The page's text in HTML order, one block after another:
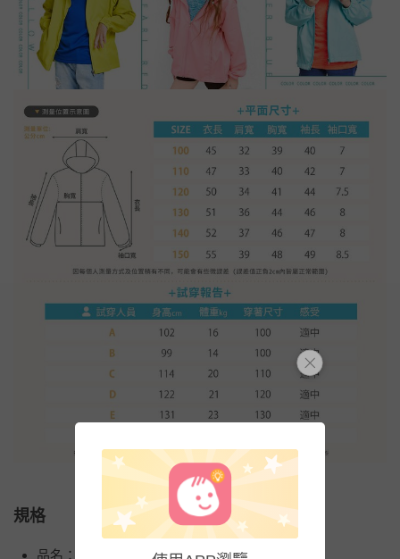
規格
品名：防潑水UPF50+抗UV防曬外套